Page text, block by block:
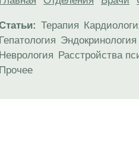
Терапия
Гепатология Эндокринология
Неврология Расстройства
Прочее